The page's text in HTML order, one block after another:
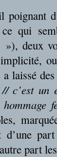
poignant
ce qui
»), deux
a laissé
c’est
d’une
part